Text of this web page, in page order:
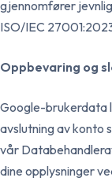
gjennomfører
ISO/IEC
Oppbevaring og
Google-brukerdata
avslutning av konto
vår
dine opplysninger